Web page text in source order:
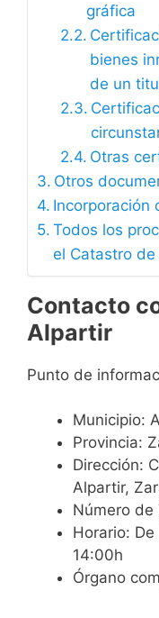
gráfica
bienes
de un
Otras
Otros
Incorporación
Todos los
el Catastro
Contacto
Alpartir
Punto de
Municipio:
Provincia:
Dirección:
Alpartir,
Número de
Horario:
14:00h
Órgano